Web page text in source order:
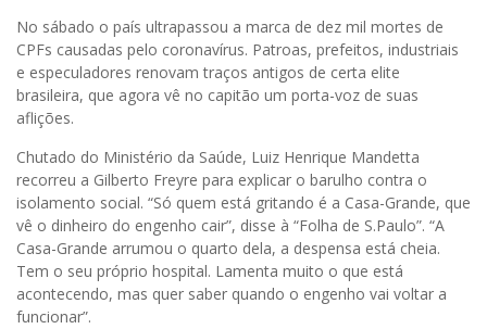
No sábado o país ultrapassou a marca de dez mil mortes de
CPFs causadas pelo coronavírus. Patroas, prefeitos, industriais
e especuladores renovam traços antigos de certa elite
brasileira, que agora vê no capitão um porta-voz de suas
aflições.
Chutado do Ministério da Saúde, Luiz Henrique Mandetta
recorreu a Gilberto Freyre para explicar o barulho contra o
isolamento social. “Só quem está gritando é a Casa-Grande, que
vê o dinheiro do engenho cair”, disse à “Folha de S.Paulo”. “A
Casa-Grande arrumou o quarto dela, a despensa está cheia.
Tem o seu próprio hospital. Lamenta muito o que está
acontecendo, mas quer saber quando o engenho vai voltar a
funcionar”.